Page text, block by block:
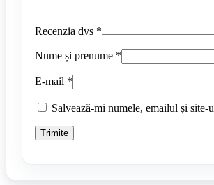
Recenzia dvs *
Nume și prenume *
E-mail *
Salvează-mi numele, emailul și site-